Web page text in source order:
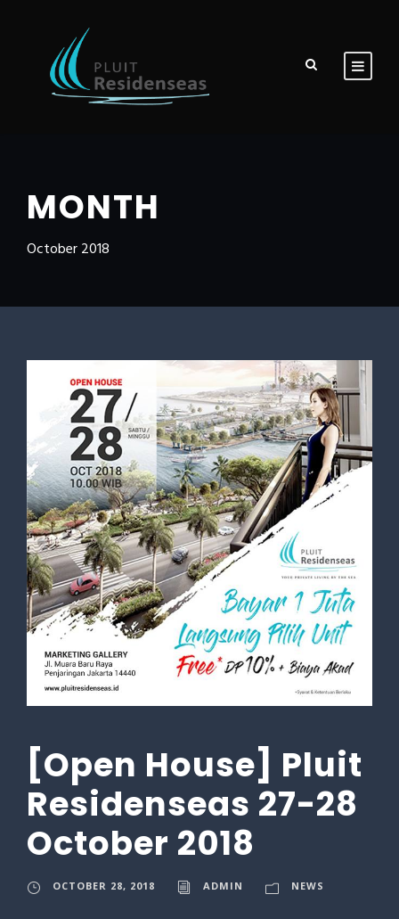
MONTH
October 2018
[Open House] Pluit
Residenseas 27-28
October 2018
OCTOBER 28, 2018 ADMIN NEWS